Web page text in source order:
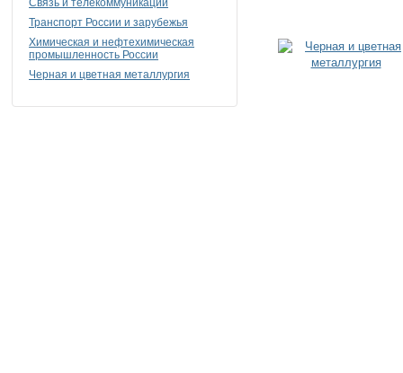
Связь и телекоммуникации
Транспорт России и зарубежья
Химическая и нефтехимическая
промышленность России
Черная и цветная металлургия